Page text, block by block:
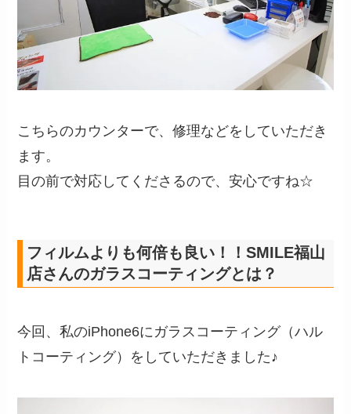
こちらのカウンターで、修理などをしていただき
ます。
目の前で対応してくださるので、安心ですね☆
フィルムよりも何倍も良い！！SMILE福山
店さんのガラスコーティングとは？
今回、私のiPhone6にガラスコーティング（ハル
トコーティング）をしていただきました♪